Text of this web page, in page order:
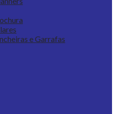
e Garrafas